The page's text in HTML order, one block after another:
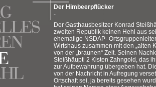
Der Himbeerpflücker
-
Der Gasthausbesitzer Konrad
zweiten Republik keinen Hehl aus
ehemalige NSDAP-
Wirtshaus zusammen mit den „alten
von der „braunen“ Zeit. Seinen
Steißhäuptl 2 Kisten Zahngold, das
zur Aufbewahrung übergeben hat.
von der Nachricht in Aufregung
Ortschaft sei, ja bereits gesehen